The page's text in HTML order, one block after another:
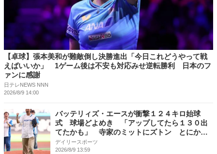
【卓球】張本美和が難敵倒し決勝進出「今日これどうやって戦
えばいいか」 1ゲーム後は不安も対応みせ逆転勝利 日本のフ
ァンに感謝
日テレNEWS NNN
2026/8/9 14:00
バッテリィズ・エースが衝撃１２４キロ始球
式 球場どよめき 「アップしてたら１３０出
てたかも」 寺家のミットにズトン とにかく
明るい安村はノーバンならず
デイリースポーツ
2026/8/9 13:59